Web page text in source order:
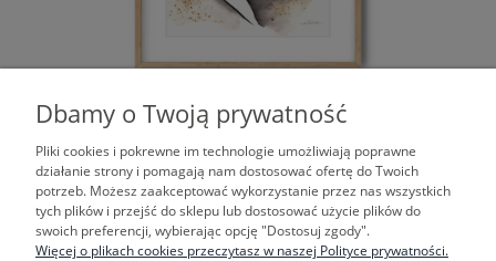
AKT ABSTRAKCYJNY 30X40 TUSZ I AKWARELA
159,00 zł
Dbamy o Twoją prywatność
Pliki cookies i pokrewne im technologie umożliwiają poprawne
działanie strony i pomagają nam dostosować ofertę do Twoich
potrzeb. Możesz zaakceptować wykorzystanie przez nas wszystkich
tych plików i przejść do sklepu lub dostosować użycie plików do
swoich preferencji, wybierając opcję "Dostosuj zgody".
Więcej o plikach cookies przeczytasz w naszej Polityce prywatności.